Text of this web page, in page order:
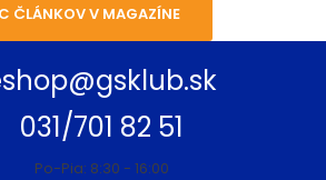
ČLÁNKOV V MAGAZÍNE
031/701 82 51
Po-Pia: 8:30 - 16:00